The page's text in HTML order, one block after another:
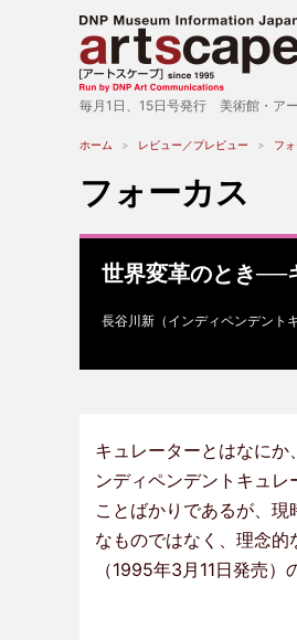
ホーム レビュー／プレビュー フ
フォーカス
世界変革のとき──
長谷川新（インディペンデント
キュレーターとはなに
ンディペンデントキュ
ことばかりであるが、
なものではなく、理念的
（1995年3月11日発売）
毎月1日、15日号発行 美術館・ア